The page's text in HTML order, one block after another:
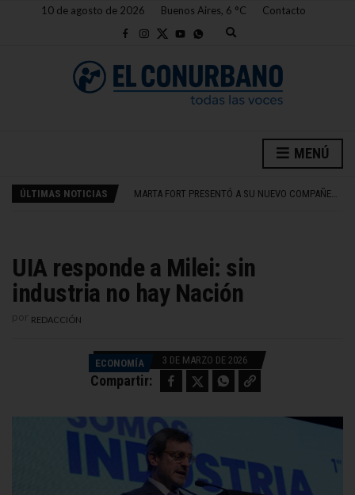
10 de agosto de 2026 Buenos Aires, 6 C
Contacto
a
n
d
s
o
MENÚ
ÚLTIMAS NOTICIAS
TERREMOTO EN JAPÓN INTERRUMPE OPERACIÓN DELICADA
GOBIERNO REDEFINE PRIVATIZACIÓN DE BELGRANO CARGAS Y DESTINO DE FONDOS
UIA responde a Milei: sin
industria no hay Nación
REDACCIÓN
ECONOMÍA 3 DE MARZO DE 2026
Compartir: Facebook Twitter WhatsApp Copy link